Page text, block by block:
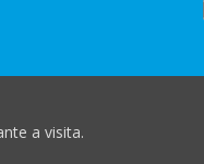
apoiocliente@sousaesousa.pt
a visita.